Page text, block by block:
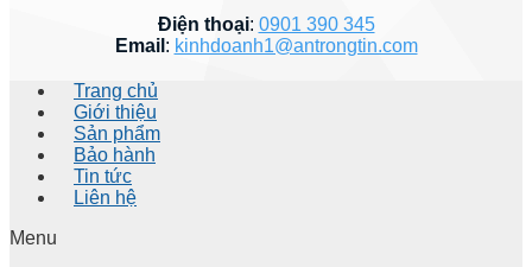
Điện thoại: 0901 390 345
Email : kinhdoanh1@antrongtin.com
Trang chủ
Giới thiệu
Sản phẩm
Bảo hành
Tin tức
Liên hệ
Menu